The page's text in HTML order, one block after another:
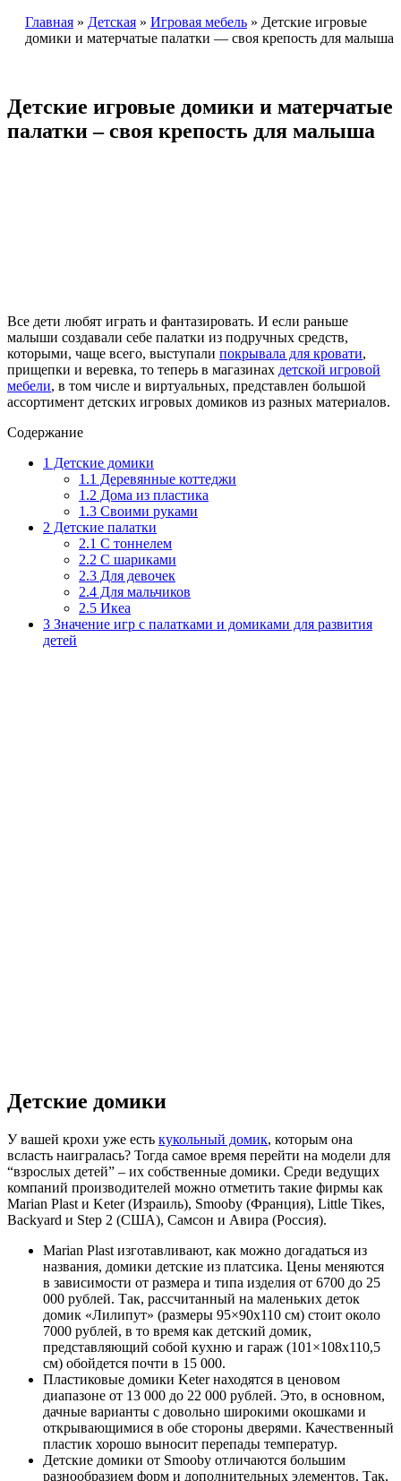
Главная » Детская » Игровая мебель » Детские игровые
домики и матерчатые палатки — своя крепость для малыша
Детские игровые домики и матерчатые
палатки – своя крепость для малыша
Все дети любят играть и фантазировать. И если раньше
малыши создавали себе палатки из подручных средств,
которыми, чаще всего, выступали покрывала для кровати,
прищепки и веревка, то теперь в магазинах детской игровой
мебели, в том числе и виртуальных, представлен большой
ассортимент детских игровых домиков из разных материалов.
Содержание
1 Детские домики
1.1 Деревянные коттеджи
1.2 Дома из пластика
1.3 Своими руками
2 Детские палатки
2.1 С тоннелем
2.2 С шариками
2.3 Для девочек
2.4 Для мальчиков
2.5 Икеа
3 Значение игр с палатками и домиками для развития
детей
Детские домики
У вашей крохи уже есть кукольный домик, которым она
всласть наигралась? Тогда самое время перейти на модели для
“взрослых детей” – их собственные домики. Среди ведущих
компаний производителей можно отметить такие фирмы как
Marian Plast и Keter (Израиль), Smooby (Франция), Little Tikes,
Backyard и Step 2 (США), Самсон и Авира (Россия).
Marian Plast изготавливают, как можно догадаться из
названия, домики детские из платсика. Цены меняются
в зависимости от размера и типа изделия от 6700 до 25
000 рублей. Так, рассчитанный на маленьких деток
домик «Лилипут» (размеры 95×90х110 см) стоит около
7000 рублей, в то время как детский домик,
представляющий собой кухню и гараж (101×108х110,5
см) обойдется почти в 15 000.
Пластиковые домики Keter находятся в ценовом
диапазоне от 13 000 до 22 000 рублей. Это, в основном,
дачные варианты с довольно широкими окошками и
открывающимися в обе стороны дверями. Качественный
пластик хорошо выносит перепады температур.
Детские домики от Smooby отличаются большим
разнообразием форм и дополнительных элементов. Так,